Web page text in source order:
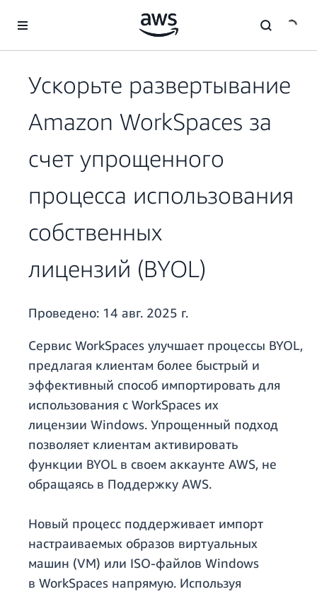
Перейти к главному контенту
Ускорьте развертывание
Amazon WorkSpaces за
счет упрощенного
процесса использования
собственных
лицензий (BYOL)
Проведено: 14 авг. 2025 г.
Сервис WorkSpaces улучшает процессы BYOL,
предлагая клиентам более быстрый и
эффективный способ импортировать для
использования с WorkSpaces их
лицензии Windows. Упрощенный подход
позволяет клиентам активировать
функции BYOL в своем аккаунте AWS, не
обращаясь в Поддержку AWS.
Новый процесс поддерживает импорт
настраиваемых образов виртуальных
машин (VM) или ISO-файлов Windows
в WorkSpaces напрямую. Используя